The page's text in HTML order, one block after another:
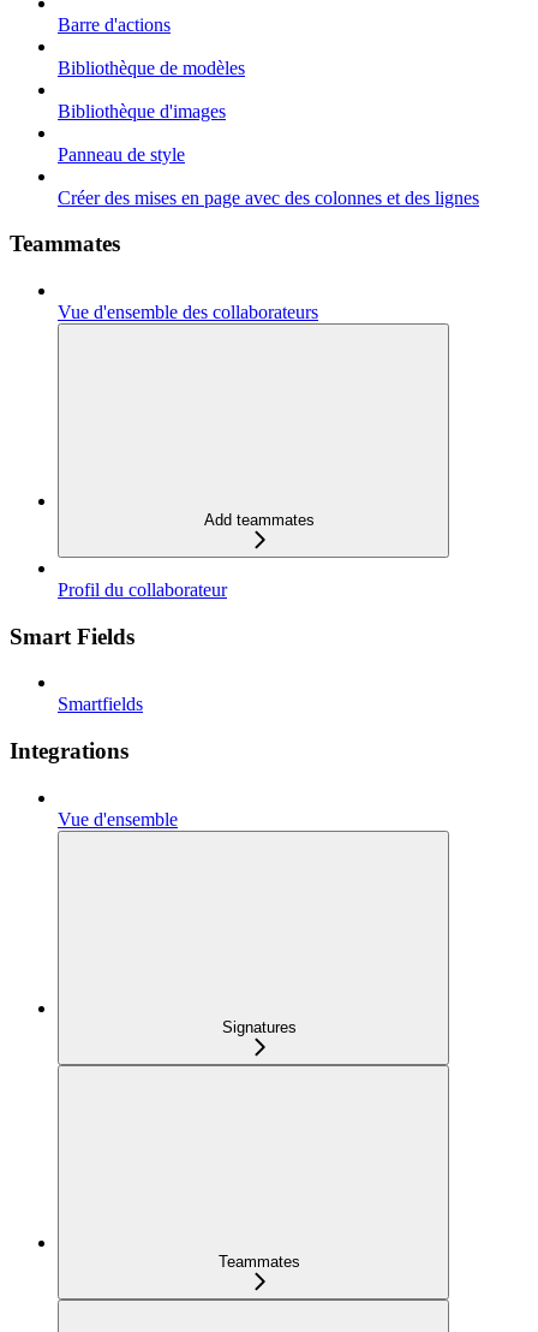
Barre d'actions
Bibliothèque de modèles
Bibliothèque d'images
Panneau de style
Créer des mises en page avec des colonnes et des lignes
Teammates
Vue d'ensemble des collaborateurs
Add teammates
Profil du collaborateur
Smart Fields
Smartfields
Integrations
Vue d'ensemble
Signatures
Teammates